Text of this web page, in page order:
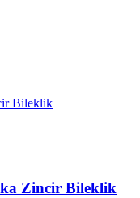
Zincir Bileklik